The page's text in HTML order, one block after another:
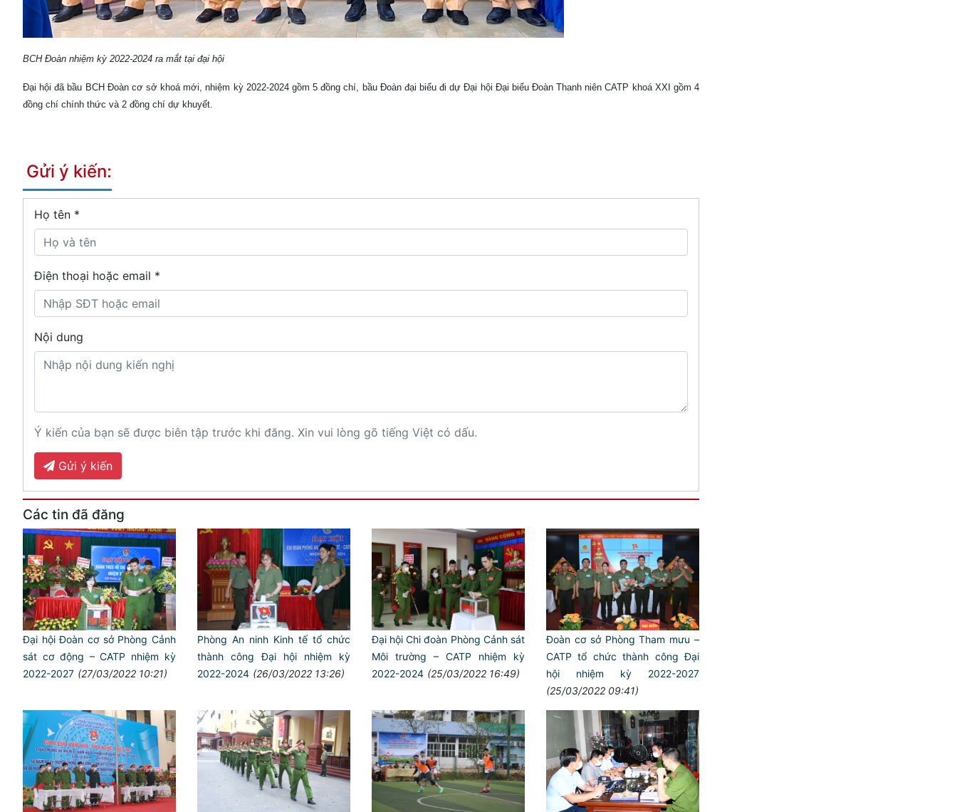
BCH Đoàn nhiệm kỳ 2022-2024 ra mắt tại đại hội
Đại hội đã bầu BCH Đoàn cơ sở khoá mới, nhiệm kỳ 2022-2024 gồm 5 đồng chí, bầu Đoàn đại biểu đi dự Đại hội Đại biểu Đoàn Thanh niên CATP khoá XXI gồm 4
đồng chí chính thức và 2 đồng chí dự khuyết.
Gửi ý kiến:
Họ tên *
Điện thoại hoặc email *
Nội dung
Ý kiến của bạn sẽ được biên tập trước khi đăng. Xin vui lòng gõ tiếng Việt có dấu.
Gửi ý kiến
Các tin đã đăng
Đại hội Đoàn cơ sở Phòng Cảnh
sát cơ động – CATP nhiệm kỳ
2022-2027 (27/03/2022 10:21)
Phòng An ninh Kinh tế tổ chức
thành công Đại hội nhiệm kỳ
2022-2024 (26/03/2022 13:26)
Đại hội Chi đoàn Phòng Cảnh sát
Môi trường – CATP nhiệm kỳ
2022-2024 (25/03/2022 16:49)
Đoàn cơ sở Phòng Tham mưu –
CATP tổ chức thành công Đại
hội nhiệm kỳ 2022-2027
(25/03/2022 09:41)